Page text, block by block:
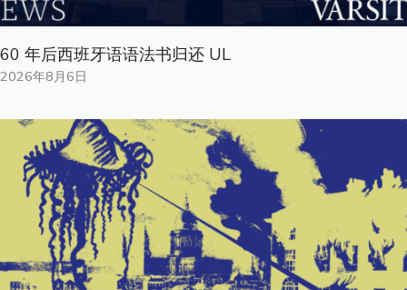
60 年后西班牙语语法书归还 UL
2026年8月6日